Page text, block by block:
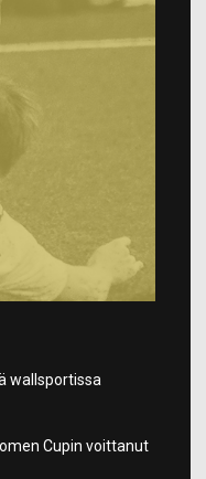
wallsportissa
Cupin voittanut